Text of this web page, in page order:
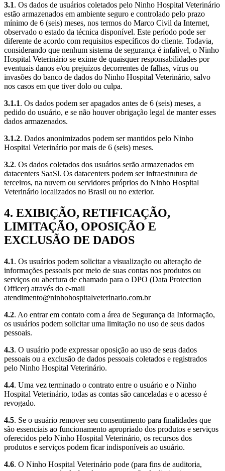
3.1. Os dados de usuários coletados pelo Ninho Hospital Veterinário
estão armazenados em ambiente seguro e controlado pelo prazo
mínimo de 6 (seis) meses, nos termos do Marco Civil da Internet,
observado o estado da técnica disponível. Este período pode ser
diferente de acordo com requisitos específicos do cliente. Todavia,
considerando que nenhum sistema de segurança é infalível, o Ninho
Hospital Veterinário se exime de quaisquer responsabilidades por
eventuais danos e/ou prejuízos decorrentes de falhas, vírus ou
invasões do banco de dados do Ninho Hospital Veterinário, salvo
nos casos em que tiver dolo ou culpa.
3.1.1. Os dados podem ser apagados antes de 6 (seis) meses, a
pedido do usuário, e se não houver obrigação legal de manter esses
dados armazenados.
3.1.2. Dados anonimizados podem ser mantidos pelo Ninho
Hospital Veterinário por mais de 6 (seis) meses.
3.2. Os dados coletados dos usuários serão armazenados em
datacenters SaaSl. Os datacenters podem ser infraestrutura de
terceiros, na nuvem ou servidores próprios do Ninho Hospital
Veterinário localizados no Brasil ou no exterior.
4. EXIBIÇÃO, RETIFICAÇÃO,
LIMITAÇÃO, OPOSIÇÃO E
EXCLUSÃO DE DADOS
4.1. Os usuários podem solicitar a visualização ou alteração de
informações pessoais por meio de suas contas nos produtos ou
serviços ou abertura de chamado para o DPO (Data Protection
Officer) através do e-mail
atendimento@ninhohospitalveterinario.com.br
4.2. Ao entrar em contato com a área de Segurança da Informação,
os usuários podem solicitar uma limitação no uso de seus dados
pessoais.
4.3. O usuário pode expressar oposição ao uso de seus dados
pessoais ou a exclusão de dados pessoais coletados e registrados
pelo Ninho Hospital Veterinário.
4.4. Uma vez terminado o contrato entre o usuário e o Ninho
Hospital Veterinário, todas as contas são canceladas e o acesso é
revogado.
4.5. Se o usuário remover seu consentimento para finalidades que
são essenciais ao funcionamento apropriado dos produtos e serviços
oferecidos pelo Ninho Hospital Veterinário, os recursos dos
produtos e serviços podem ficar indisponíveis ao usuário.
4.6. O Ninho Hospital Veterinário pode (para fins de auditoria,